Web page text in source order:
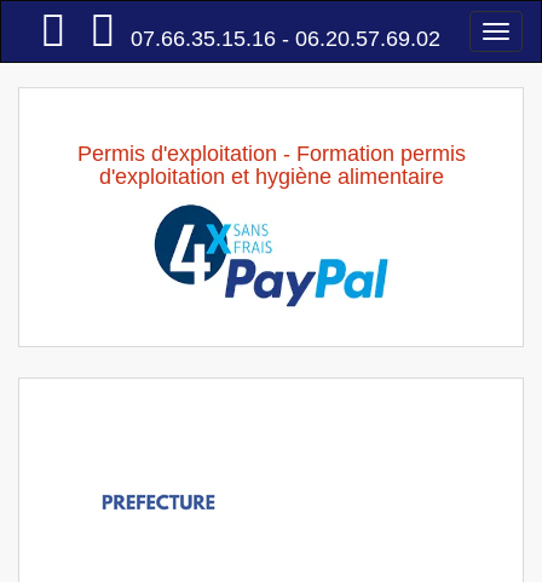
Accueil
07.66.35.15.16 - 06.20.57.69.02
Permis d'exploitation - Formation permis
d'exploitation et hygiène alimentaire